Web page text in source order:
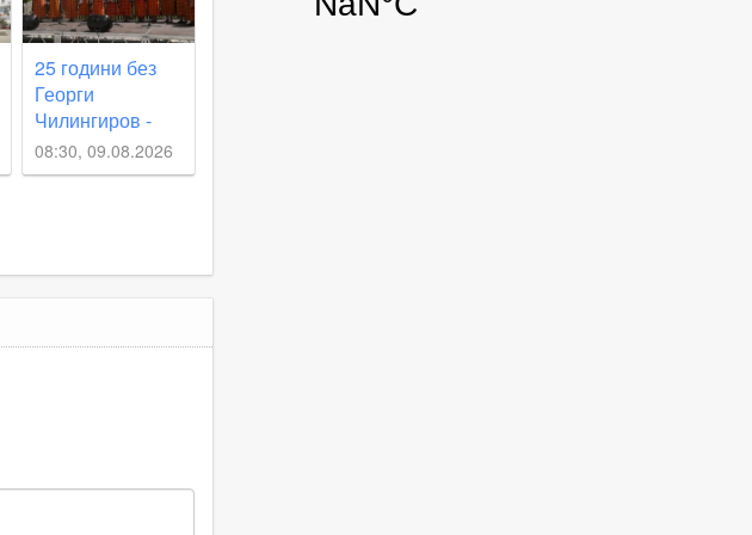
25 години без
Георги
Чилингиров -
големия
родопски певец,
08:30, 09.08.2026